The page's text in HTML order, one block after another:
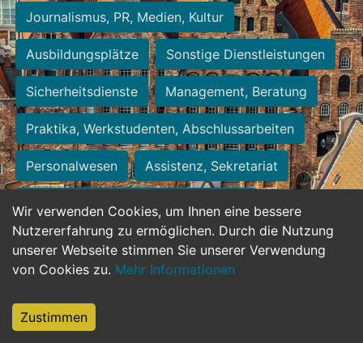
Wir verwenden Cookies, um Ihnen eine bessere
Nutzererfahrung zu ermöglichen. Durch die Nutzung
unserer Webseite stimmen Sie unserer Verwendung
von Cookies zu. Mehr Informationen
Zustimmen
Journalismus, PR, Medien, Kultur
Ausbildungsplätze Sonstige Dienstleistungen
Sicherheitsdienste Management, Beratung
Praktika, Werkstudenten, Abschlussarbeiten
Personalwesen Assistenz, Sekretariat
Hilfskräfte, Aushilfs- und Nebenjobs
Einkauf, Logistik, Materialwirtschaft
Weiterbildung, Studium, duale Ausbildung
Tourismus